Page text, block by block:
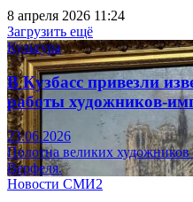
8 апреля 2026 11:24
Загрузить ещё
Культура
В Кузбасс привезли
работы художников-
23.06.2026
Полотна великих
Верфеля.
Новости СМИ2